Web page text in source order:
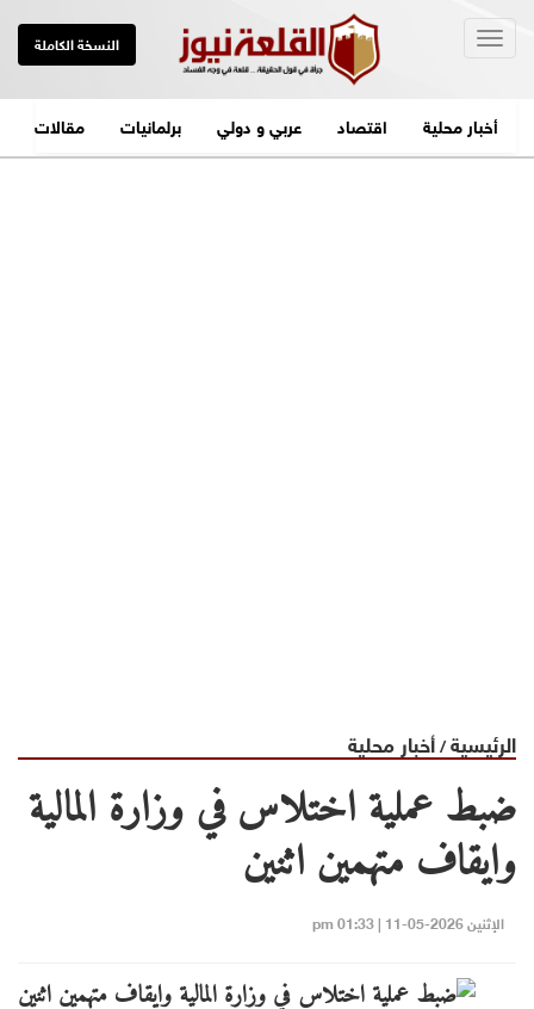
النسخة الكاملة
أخبار محلية اقتصاد عربي و دولي برلمانيات مقالات
الرئيسية/أخبار محلية
ضبط عملية اختلاس في وزارة المالية
وايقاف متهمين اثنين
الإثنين 2026-05-11 | 01:33 pm